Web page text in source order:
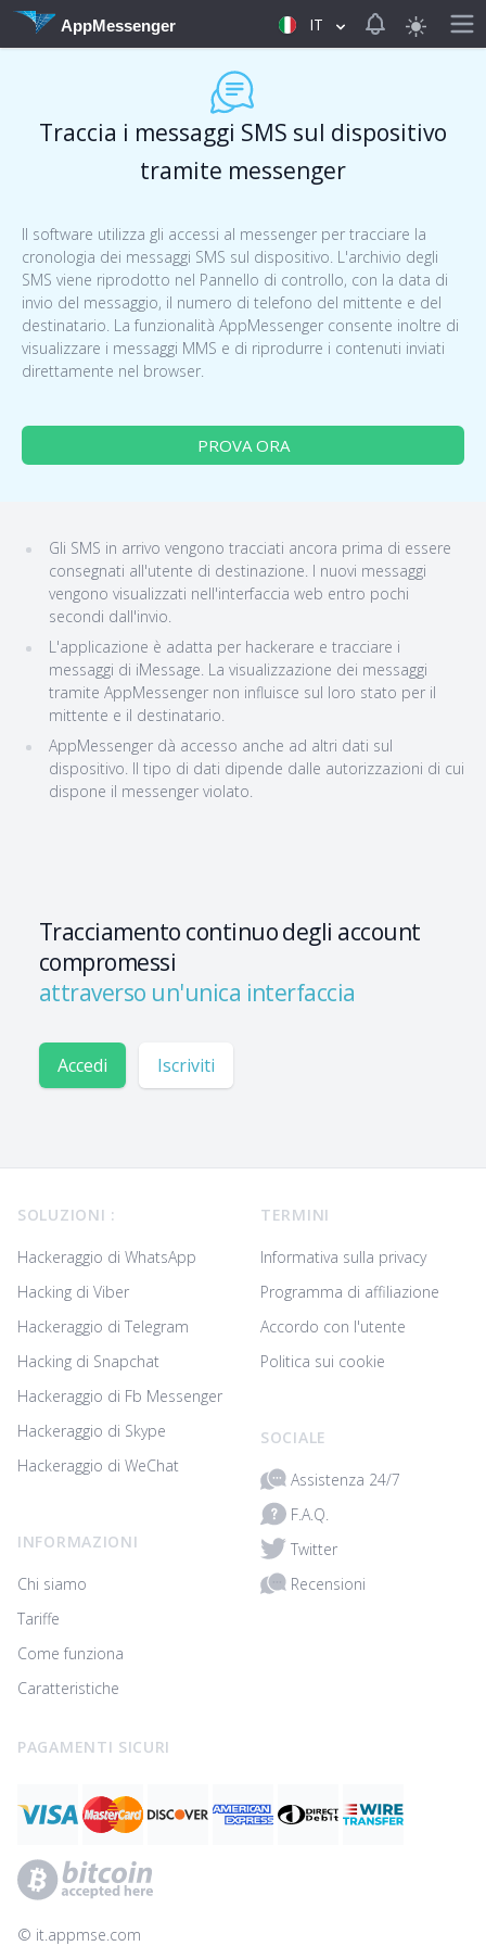
AppMessenger IT View
Traccia i messaggi SMS sul dispositivo
tramite messenger
Il software utilizza gli accessi al messenger per tracciare la
cronologia dei messaggi SMS sul dispositivo. L'archivio degli
SMS viene riprodotto nel Pannello di controllo, con la data di
invio del messaggio, il numero di telefono del mittente e del
destinatario. La funzionalità AppMessenger consente inoltre di
visualizzare i messaggi MMS e di riprodurre i contenuti inviati
direttamente nel browser.
PROVA ORA
Gli SMS in arrivo vengono tracciati ancora prima di essere
consegnati all'utente di destinazione. I nuovi messaggi
vengono visualizzati nell'interfaccia web entro pochi
secondi dall'invio.
L'applicazione è adatta per hackerare e tracciare i
messaggi di iMessage. La visualizzazione dei messaggi
tramite AppMessenger non influisce sul loro stato per il
mittente e il destinatario.
AppMessenger dà accesso anche ad altri dati sul
dispositivo. Il tipo di dati dipende dalle autorizzazioni di cui
dispone il messenger violato.
Tracciamento continuo degli account
compromessi
attraverso un'unica interfaccia
Accedi Iscriviti
SOLUZIONI :
Hackeraggio di WhatsApp
Hacking di Viber
Hackeraggio di Telegram
Hacking di Snapchat
Hackeraggio di Fb Messenger
Hackeraggio di Skype
Hackeraggio di WeChat
INFORMAZIONI
Chi siamo
Tariffe
Come funziona
Caratteristiche
TERMINI
Informativa sulla privacy
Programma di affiliazione
Accordo con l'utente
Politica sui cookie
SOCIALE
Assistenza 24/7
F.A.Q.
Twitter
Recensioni
PAGAMENTI SICURI
© ‌it.appmse.com